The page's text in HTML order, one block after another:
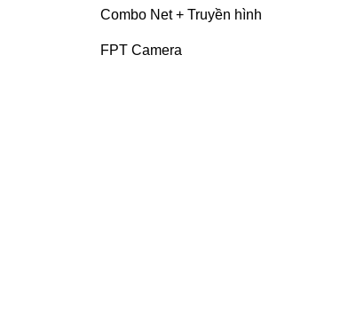
Combo Net + Truyền hình
FPT Camera